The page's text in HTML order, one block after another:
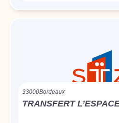
33000Bordeaux
TRANSFERT